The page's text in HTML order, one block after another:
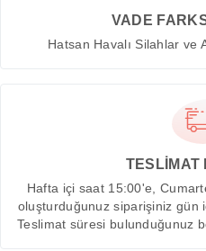
VADE
Hatsan Havalı Silahlar ve
TESLİMAT
Hafta içi saat 15:00'e,
oluşturduğunuz siparişiniz gün
Teslimat süresi bulunduğunuz